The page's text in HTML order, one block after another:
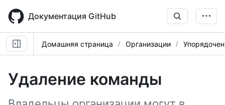
main
content
Документация GitHub
Домашняя страница Организации
Удаление команды